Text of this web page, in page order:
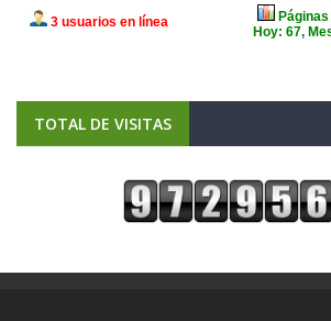
TOTAL DE VISITAS